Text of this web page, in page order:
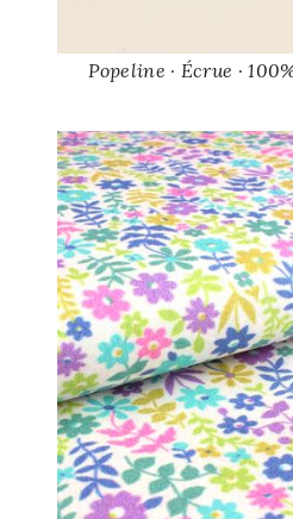
Popeline · Écrue ·